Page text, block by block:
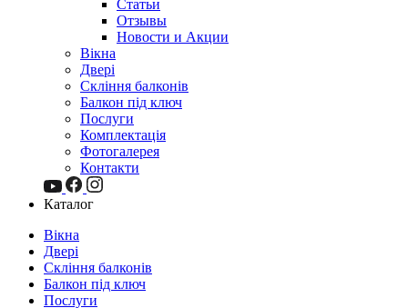
Статьи
Отзывы
Новости и Акции
Вікна
Двері
Скління балконів
Балкон під ключ
Послуги
Комплектація
Фотогалерея
Контакти
Каталог
Вікна
Двері
Скління балконів
Балкон під ключ
Послуги